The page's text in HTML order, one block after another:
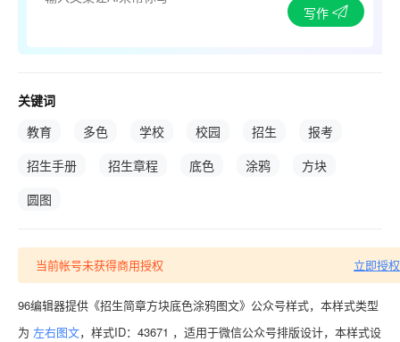
写作
关键词
教育
多色 学校 校园 招生
报考
招生手册
招生章程 底色 涂鸦
方块
圆图
当前帐号未获得商用授权 立即授权
96编辑器提供《招生简章方块底色涂鸦图文》公众号样式，本样式类型
为 左右图文，样式ID：43671 ，适用于微信公众号排版设计，本样式设